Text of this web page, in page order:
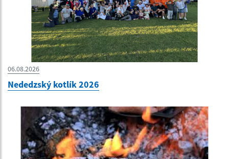
06.08.2026
Nededzský kotlík 2026